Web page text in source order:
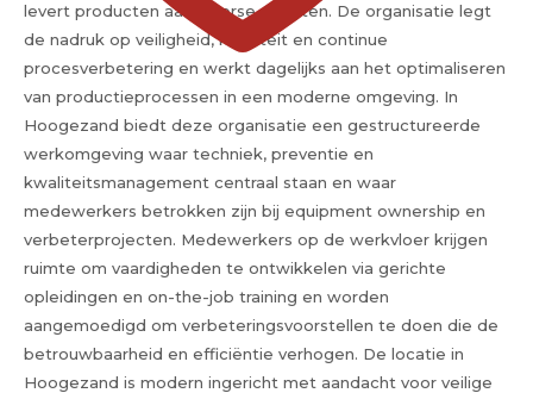
levert producten aan diverse markten. De organisatie legt
de nadruk op veiligheid, kwaliteit en continue
procesverbetering en werkt dagelijks aan het optimaliseren
van productieprocessen in een moderne omgeving. In
Hoogezand biedt deze organisatie een gestructureerde
werkomgeving waar techniek, preventie en
kwaliteitsmanagement centraal staan en waar
medewerkers betrokken zijn bij equipment ownership en
verbeterprojecten. Medewerkers op de werkvloer krijgen
ruimte om vaardigheden te ontwikkelen via gerichte
opleidingen en on-the-job training en worden
aangemoedigd om verbeteringsvoorstellen te doen die de
betrouwbaarheid en efficiëntie verhogen. De locatie in
Hoogezand is modern ingericht met aandacht voor veilige